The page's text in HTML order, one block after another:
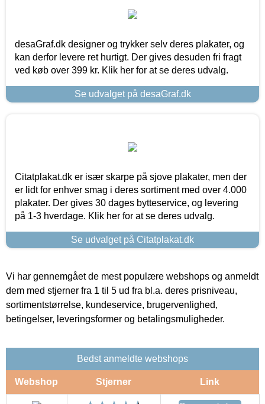
desaGraf.dk designer og trykker selv deres plakater, og
kan derfor levere ret hurtigt. Der gives desuden fri fragt
ved køb over 399 kr. Klik her for at se deres udvalg.
Se udvalget på desaGraf.dk
Citatplakat.dk er især skarpe på sjove plakater, men der
er lidt for enhver smag i deres sortiment med over 4.000
plakater. Der gives 30 dages bytteservice, og levering
på 1-3 hverdage. Klik her for at se deres udvalg.
Se udvalget på Citatplakat.dk
Vi har gennemgået de mest populære webshops og anmeldt
dem med stjerner fra 1 til 5 ud fra bl.a. deres prisniveau,
sortimentstørrelse, kundeservice, brugervenlighed,
betingelser, leveringsformer og betalingsmuligheder.
Bedst anmeldte webshops
Webshop Stjerner Link